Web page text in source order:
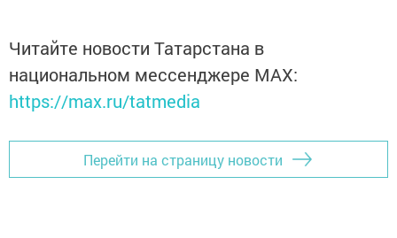
Читайте новости Татарстана в
национальном мессенджере MАХ:
https://max.ru/tatmedia
Перейти на страницу новости